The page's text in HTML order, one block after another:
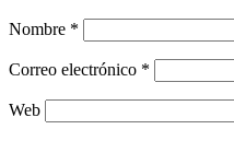
Nombre *
Correo electrónico *
Web